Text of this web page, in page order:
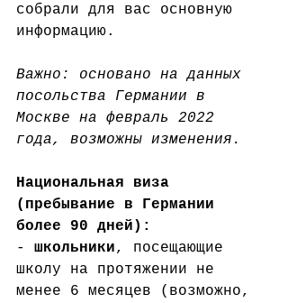
собрали для вас основную
информацию.
Важно: основано на данных
посольства Германии в
Москве на февраль 2022
года, возможны изменения.
Национальная виза
(пребывание в Германии
более 90 дней):
- школьники, посещающие
школу на протяжении не
менее 6 месяцев (возможно,